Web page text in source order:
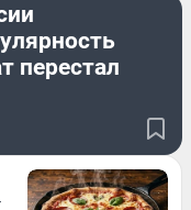
перестал